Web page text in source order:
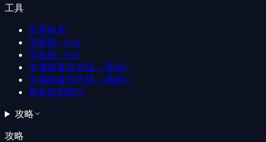
工具
常用角色
节奏榜 - PvE
节奏榜 - PvP
专属装备优先级（基础）
专属装备优先级（满级）
装备使用统计
攻略
攻略